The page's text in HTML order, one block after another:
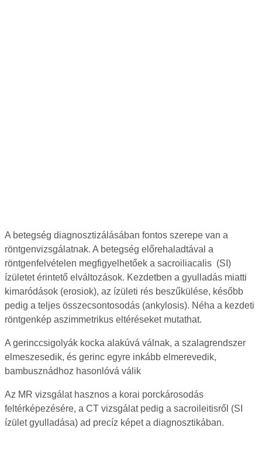
A betegség diagnosztizálásában fontos szerepe van a
röntgenvizsgálatnak. A betegség előrehaladtával a
röntgenfelvételen megfigyelhetőek a sacroiliacalis (SI)
ízületet érintető elváltozások. Kezdetben a gyulladás miatti
kimaródások (erosiok), az ízületi rés beszűkülése, később
pedig a teljes összecsontosodás (ankylosis). Néha a kezdeti
röntgenkép aszimmetrikus eltéréseket mutathat.
A gerinccsigolyák kocka alakúvá válnak, a szalagrendszer
elmeszesedik, és gerinc egyre inkább elmerevedik,
bambusznádhoz hasonlóvá válik
Az MR vizsgálat hasznos a korai porckárosodás
feltérképezésére, a CT vizsgálat pedig a sacroileitisről (SI
ízület gyulladása) ad precíz képet a diagnosztikában.